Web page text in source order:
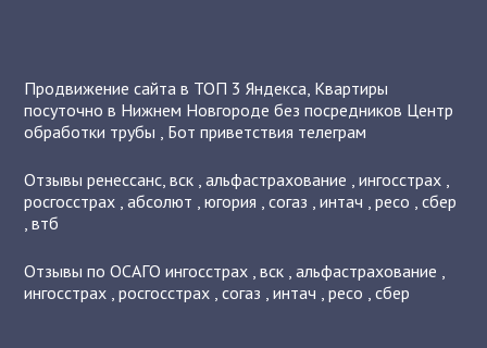
Продвижение сайта в ТОП 3 Яндекса, Квартиры
посуточно в Нижнем Новгороде без посредников Центр
обработки трубы , Бот приветствия телеграм
Отзывыренессанс,вск ,альфастрахование ,ингосстрах ,
росгосстрах ,абсолют ,югория ,согаз ,интач ,ресо ,сбер
,втб
Отзывы по ОСАГОингосстрах ,вск ,альфастрахование ,
ингосстрах ,росгосстрах ,согаз ,интач ,ресо ,сбер